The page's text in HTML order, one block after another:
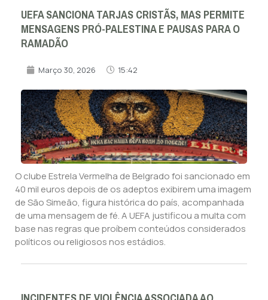
UEFA SANCIONA TARJAS CRISTÃS, MAS PERMITE
MENSAGENS PRÓ-PALESTINA E PAUSAS PARA O
RAMADÃO
Março 30, 2026 15:42
O clube Estrela Vermelha de Belgrado foi sancionado em
40 mil euros depois de os adeptos exibirem uma imagem
de São Simeão, figura histórica do país, acompanhada
de uma mensagem de fé. A UEFA justificou a multa com
base nas regras que proíbem conteúdos considerados
políticos ou religiosos nos estádios.